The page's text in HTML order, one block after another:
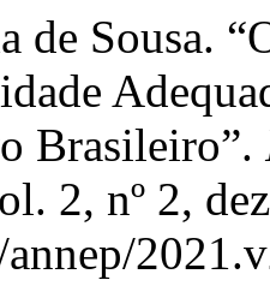
de Sousa.
Brasileiro”.
2, nº 2,